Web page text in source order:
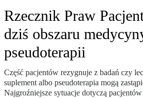
Rzecznik Praw
dziś obszaru
pseudoterapii
Część pacjentów rezygnuje z badań czy
suplement albo pseudoterapia mogą
Najgroźniejsze sytuacje dotyczą